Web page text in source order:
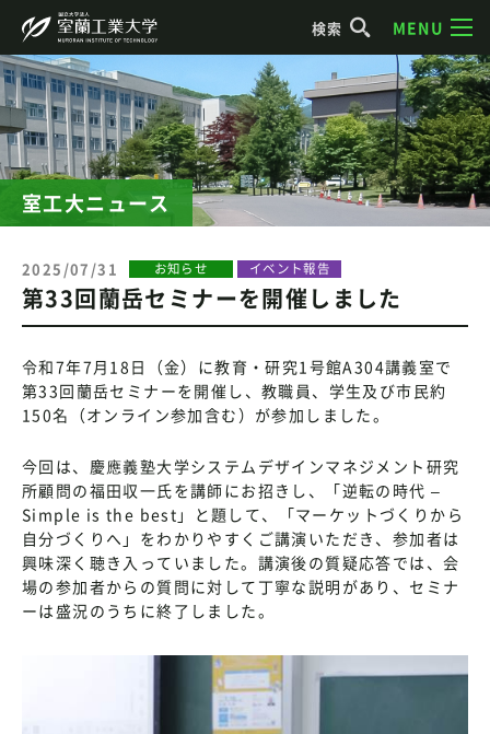
検索 MENU
室工大ニュース
2025/07/31 お知らせ イベント報告
第33回蘭岳セミナーを開催しました
令和7年7月18日（金）に教育・研究1号館A304講義室で
第33回蘭岳セミナーを開催し、教職員、学生及び市民約
150名（オンライン参加含む）が参加しました。
今回は、慶應義塾大学システムデザインマネジメント研究
所顧問の福田収一氏を講師にお招きし、「逆転の時代 –
Simple is the best」と題して、「マーケットづくりから
自分づくりへ」をわかりやすくご講演いただき、参加者は
興味深く聴き入っていました。講演後の質疑応答では、会
場の参加者からの質問に対して丁寧な説明があり、セミナ
ーは盛況のうちに終了しました。